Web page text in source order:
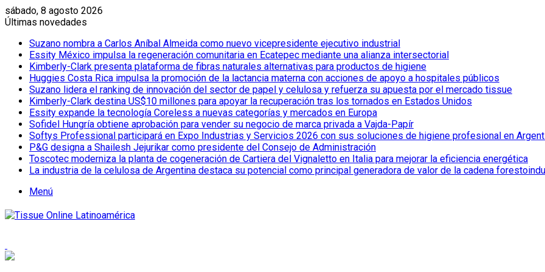
sábado, 8 agosto 2026
Últimas novedades
Suzano nombra a Carlos Aníbal Almeida como nuevo vicepresidente ejecutivo industrial
Essity México impulsa la regeneración comunitaria en Ecatepec mediante una alianza intersectorial
Kimberly-Clark presenta plataforma de fibras naturales alternativas para productos de higiene
Huggies Costa Rica impulsa la promoción de la lactancia materna con acciones de apoyo a hospitales públicos
Suzano lidera el ranking de innovación del sector de papel y celulosa y refuerza su apuesta por el mercado tissue
Kimberly-Clark destina US$10 millones para apoyar la recuperación tras los tornados en Estados Unidos
Essity expande la tecnología Coreless a nuevas categorías y mercados en Europa
Sofidel Hungría obtiene aprobación para vender su negocio de marca privada a Vajda-Papír
Softys Professional participará en Expo Industrias y Servicios 2026 con sus soluciones de higiene profesional en
P&G designa a Shailesh Jejurikar como presidente del Consejo de Administración
Toscotec moderniza la planta de cogeneración de Cartiera del Vignaletto en Italia para mejorar la eficiencia energética
La industria de la celulosa de Argentina destaca su potencial como principal generadora de valor de la cadena
Menú